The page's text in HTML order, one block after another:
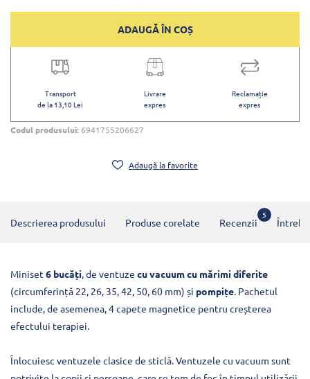
ADAUGĂ ÎN COȘ
Transport
de la 13,10 Lei
Livrare
expres
Reclamație
expres
Codul produsului: 6941755206627
Adaugă la favorite
Descrierea produsului Produse corelate Recenzii
5
Miniset 6 bucăți , de ventuze cu vacuum cu mărimi diferite
(circumferință 22, 26, 35, 42, 50, 60 mm) și pompițe . Pachetul
include, de asemenea, 4 capete magnetice pentru creșterea
efectului terapiei.
Înlocuiesc ventuzele clasice de sticlă. Ventuzele cu vacuum sunt